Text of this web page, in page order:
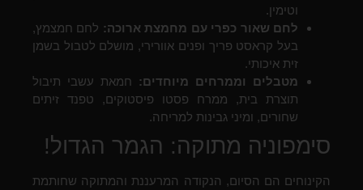
וטימין.
לחם שאור כפרי עם מחמצת ארוכה: לחם חמצמץ,
בעל קראסט פריך ופנים אוורירי, מושלם לטבול בשמן
זית איכותי.
מטבלים וממרחים מיוחדים: חמאת עשבי תיבול
תוצרת בית, ממרח פסטו פיסטוקים, טפנד זיתים
שחורים, ומיני גבינות למריחה.
סימפוניה מתוקה: הגמר הגדול!
הקינוחים הם הסיום, הנקודה המרעננת והמתוקה שחותמת